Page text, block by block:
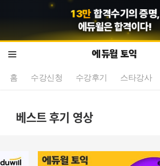
13만 합격수기의 증명,
에듀윌은 합격이다!
에듀윌 토익
홈 수강신청 수강후기 스타강사
베스트 후기 영상